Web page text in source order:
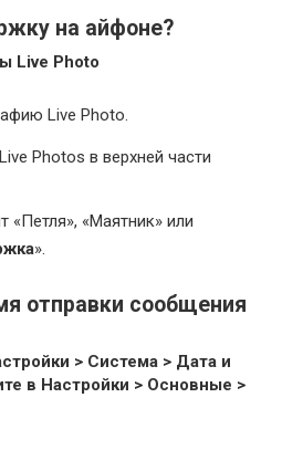
на айфоне?
Live Photo
Live Photo.
Photos в верхней части
«Петля», «Маятник» или
».
отправки сообщения
> Система > Дата и
в Настройки > Основные >